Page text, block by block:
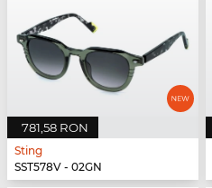
781,58 RON
Sting
SST578V - 02GN